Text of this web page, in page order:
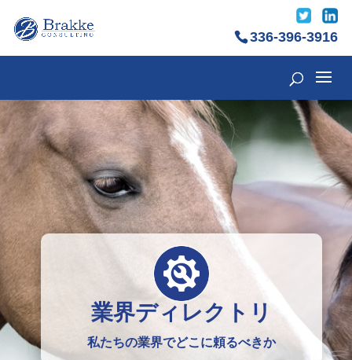
336-396-3916
業界ディレクトリ
私たちの業界でどこに頼るべきか